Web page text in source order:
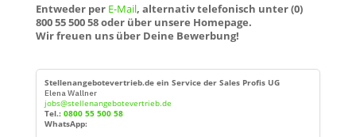
Entweder per E-Mail, alternativ telefonisch unter (0)
800 55 500 58 oder über unsere Homepage.
Wir freuen uns über Deine Bewerbung!
Stellenangebotevertrieb.de ein Service der Sales Profis UG
Elena Wallner
jobs@stellenangebotevertrieb.de
Tel.: 0800 55 500 58
WhatsApp: